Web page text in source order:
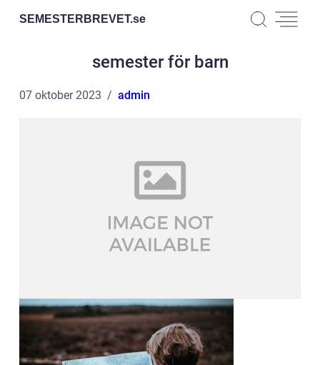
SEMESTERBREVET.se
semester för barn
07 oktober 2023 admin